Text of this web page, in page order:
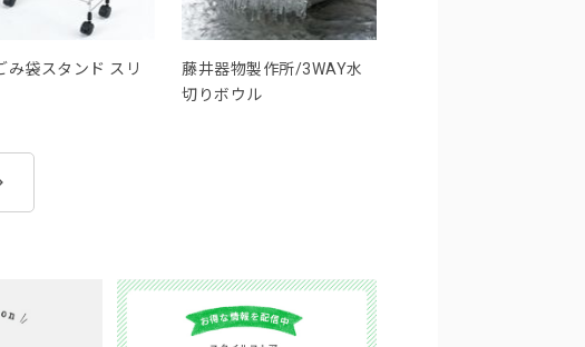
み袋スタンド スリ
藤井器物製作所/3WAY水
切りボウル